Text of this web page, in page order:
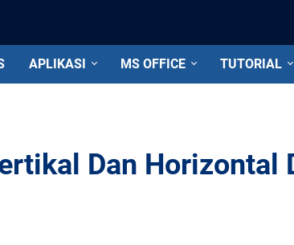
APLIKASI MS OFFICE TUTORIAL
Dan Horizontal